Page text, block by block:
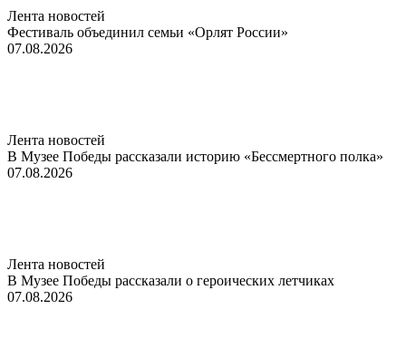
Лента новостей
Фестиваль объединил семьи «Орлят России»
07.08.2026
Лента новостей
В Музее Победы рассказали историю «Бессмертного полка»
07.08.2026
Лента новостей
В Музее Победы рассказали о героических летчиках
07.08.2026